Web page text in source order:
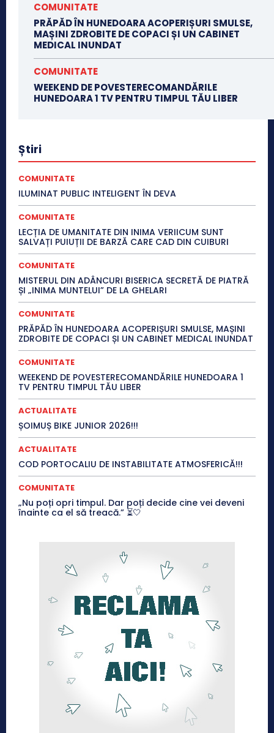
COMUNITATE
PRĂPĂD ÎN HUNEDOARA ACOPERIȘURI SMULSE,
MAȘINI ZDROBITE DE COPACI ȘI UN CABINET
MEDICAL INUNDAT
COMUNITATE
WEEKEND DE POVESTERECOMANDĂRILE
HUNEDOARA 1 TV PENTRU TIMPUL TĂU LIBER
Știri
COMUNITATE
ILUMINAT PUBLIC INTELIGENT ÎN DEVA
COMUNITATE
LECȚIA DE UMANITATE DIN INIMA VERIICUM SUNT
SALVAȚI PUIUȚII DE BARZĂ CARE CAD DIN CUIBURI
COMUNITATE
MISTERUL DIN ADÂNCURI BISERICA SECRETĂ DE PIATRĂ
ȘI „INIMA MUNTELUI” DE LA GHELARI
COMUNITATE
PRĂPĂD ÎN HUNEDOARA ACOPERIȘURI SMULSE, MAȘINI
ZDROBITE DE COPACI ȘI UN CABINET MEDICAL INUNDAT
COMUNITATE
WEEKEND DE POVESTERECOMANDĂRILE HUNEDOARA 1
TV PENTRU TIMPUL TĂU LIBER
ACTUALITATE
ȘOIMUȘ BIKE JUNIOR 2026!!!
ACTUALITATE
COD PORTOCALIU DE INSTABILITATE ATMOSFERICĂ!!!
COMUNITATE
„Nu poți opri timpul. Dar poți decide cine vei deveni
înainte ca el să treacă.” ⏳🤍